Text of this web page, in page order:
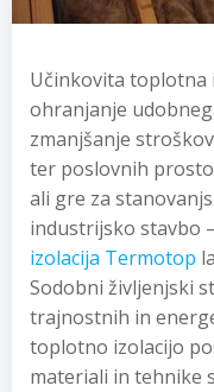
Učinkovita toplotna
ohranjanje
zmanjšanje
ter poslovnih
ali gre za
industrijsko stavbo
izolacija Termotop
Sodobni življenjski
trajnostnih in
toplotno izolacijo
materiali in tehnike